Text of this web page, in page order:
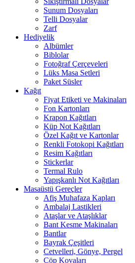
Sunum Dosyaları
Telli Dosyalar
Zarf
Hediyelik
Albümler
Biblolar
Fotoğraf Çerçeveleri
Lüks Masa Setleri
Paket Süsler
Kağıt
Fiyat Etiketi ve Makinaları
Fon Kartonları
Krapon Kağıtları
Küp Not Kağıtları
Özel Kağıt ve Kartonlar
Renkli Fotokopi Kağıtları
Resim Kağıtları
Stickerlar
Termal Rulo
Yapışkanlı Not Kağıtları
Masaüstü Gereçler
Afiş Muhafaza Kapları
Ambalaj Lastikleri
Ataşlar ve Ataşlıklar
Bant Kesme Makinaları
Bantlar
Bayrak Çeşitleri
Cetvelleri, Gönye, Pergel
Çöp Kovaları